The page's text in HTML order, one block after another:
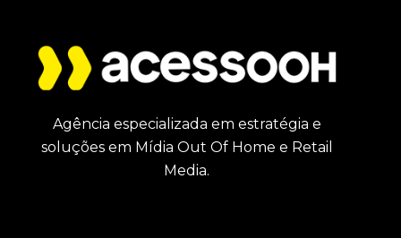
Agência especializada em estratégia e
soluções em Mídia Out Of Home e Retail
Media.